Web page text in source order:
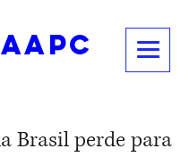
aapc
Brasil perde para